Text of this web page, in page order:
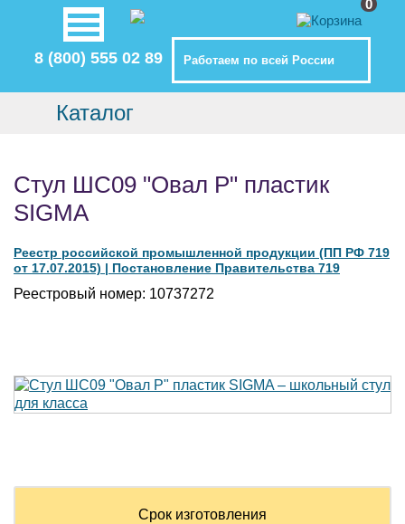
0
8 (800) 555 02 89 Работаем по всей России
Каталог
Стул ШС09 "Овал Р" пластик
SIGMA
Реестр российской промышленной продукции (ПП РФ 719
от 17.07.2015) | Постановление Правительства 719
Реестровый номер: 10737272
Срок изготовления